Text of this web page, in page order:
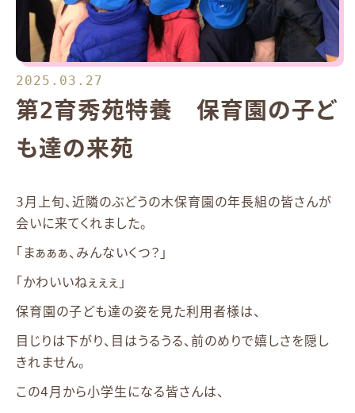
2025.03.27
第2育秀苑特養 保育園の子ど
も達の来苑
3月上旬、近隣のぶどうの木保育園の年長組の皆さんが
会いに来てくれました。
「まぁぁぁ、みんないくつ？」
「かわいいねぇぇぇ」
保育園の子ども達の姿を見た利用者様は、
目じりは下がり、目はうるうる、前のめりで嬉しさを隠し
きれません。
この4月から小学生になる皆さんは、